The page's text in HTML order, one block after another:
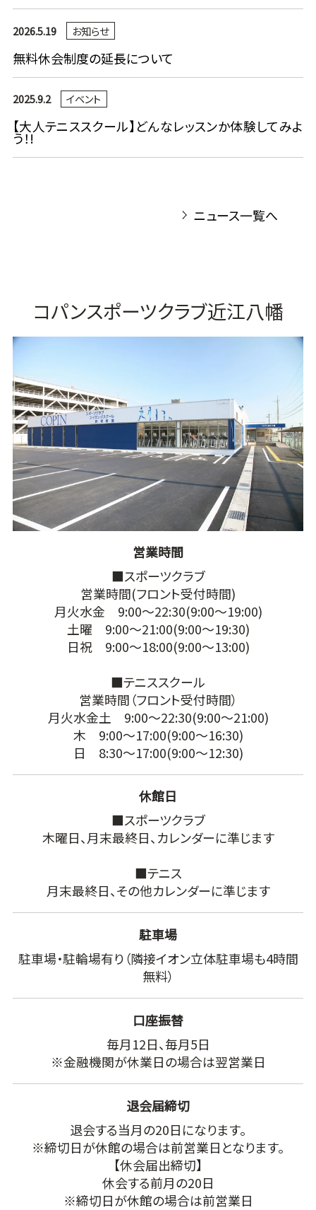
無料休会制度の延長について
2026.5.19 お知らせ
【大人テニススクール】どんなレッスンか体験してみよ
う！!
2025.9.2 イベント
ニュース一覧へ
コパンスポーツクラブ近江八幡
営業時間
■スポーツクラブ
営業時間(フロント受付時間)
月火水金 9:00～22:30(9:00～19:00)
土曜 9:00～21:00(9:00～19:30)
日祝 9:00～18:00(9:00～13:00)
■テニススクール
営業時間（フロント受付時間）
月火水金土 9:00～22:30(9:00～21:00)
木 9:00～17:00(9:00～16:30)
日 8:30～17:00(9:00～12:30)
休館日
■スポーツクラブ
木曜日、月末最終日、カレンダーに準じます
■テニス
月末最終日、その他カレンダーに準じます
駐車場
駐車場・駐輪場有り（隣接イオン立体駐車場も4時間
無料）
口座振替
毎月12日、毎月5日
※金融機関が休業日の場合は翌営業日
退会届締切
退会する当月の20日になります。
※締切日が休館の場合は前営業日となります。
【休会届出締切】
休会する前月の20日
※締切日が休館の場合は前営業日